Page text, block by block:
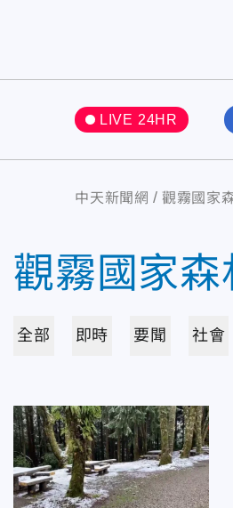
LIVE 24HR
中天新聞網 觀霧國家
觀霧國家森
全部 即時 要聞 社會